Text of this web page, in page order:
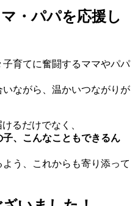
・パパを応援し
育てに奮闘するママやパパ
ながら、温かいつながりが
るだけでなく、
子、こんなこともできるん
う、これからも寄り添って